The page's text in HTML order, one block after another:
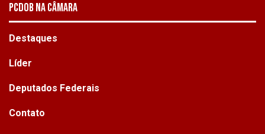
PCDOB NA CÂMARA
Destaques
Líder
Deputados Federais
Contato